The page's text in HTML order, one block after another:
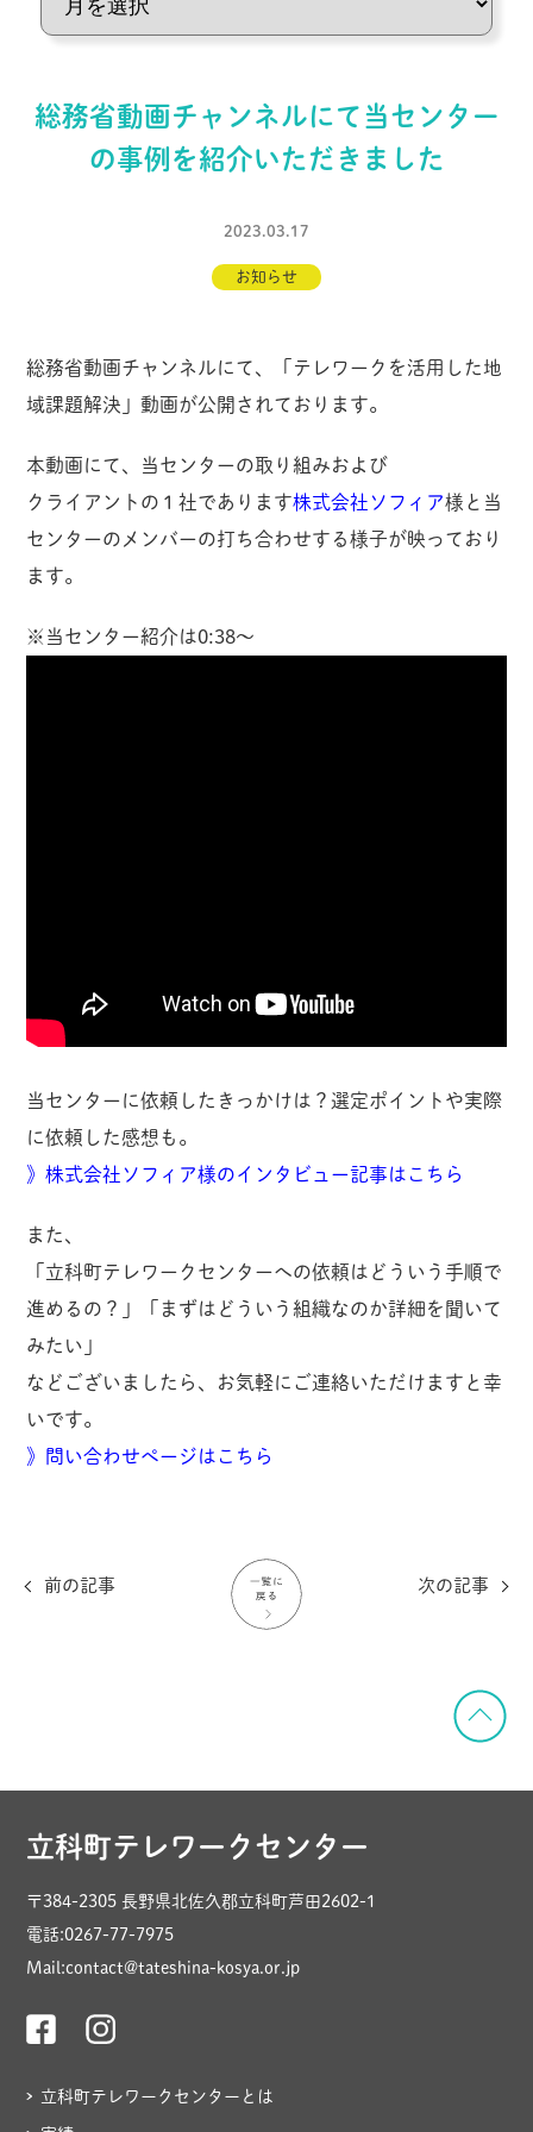
総務省動画チャンネルにて当センター
の事例を紹介いただきました
2023.03.17
お知らせ
総務省動画チャンネルにて、「テレワークを活用した地
域課題解決」動画が公開されております。
本動画にて、当センターの取り組みおよび
クライアントの１社であります株式会社ソフィア様と当
センターのメンバーの打ち合わせする様子が映っており
ます。
※当センター紹介は0:38～
当センターに依頼したきっかけは？選定ポイントや実際
に依頼した感想も。
》株式会社ソフィア様のインタビュー記事はこちら
また、
「立科町テレワークセンターへの依頼はどういう手順で
進めるの？」「まずはどういう組織なのか詳細を聞いて
みたい」
などございましたら、お気軽にご連絡いただけますと幸
いです。
》問い合わせぺージはこちら
前の記事 次の記事
立科町テレワークセンター
〒384-2305 長野県北佐久郡立科町芦田2602-1
電話:0267-77-7975
Mail:contact@tateshina-kosya.or.jp
立科町テレワークセンターとは